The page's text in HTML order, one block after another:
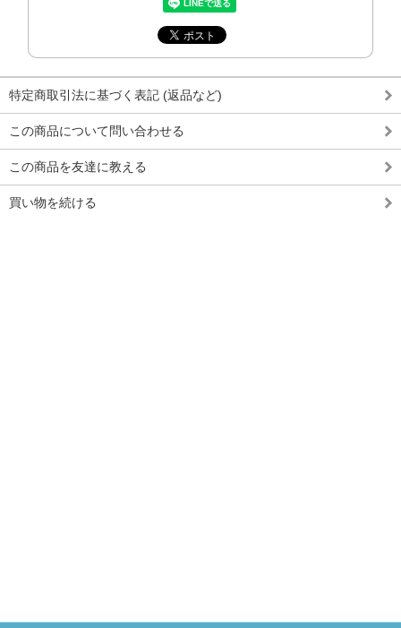
特定商取引法に基づく表記 (返品など)
この商品について問い合わせる
この商品を友達に教える
買い物を続ける